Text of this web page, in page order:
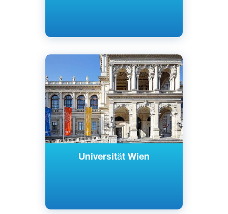
Universität Wien
Английский
Вена, Австрия
Государственный